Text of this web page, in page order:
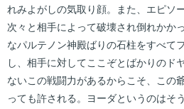
れみよがしの気取り顔。また、エピソ
次々と相手によって破壊され倒れかか
なパルテノン神殿ばりの石柱をすべて
し、相手に対してここぞとばかりのド
ないこの戦闘力があるからこそ、この
っても許される。ヨーダというのはそ